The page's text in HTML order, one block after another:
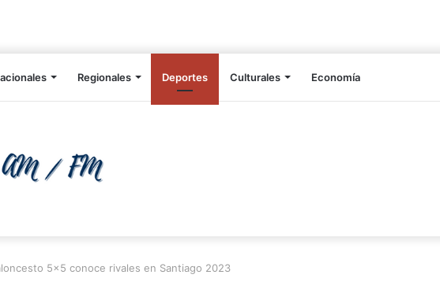
Regionales Deportes Culturales Economía
5×5 conoce rivales en Santiago 2023